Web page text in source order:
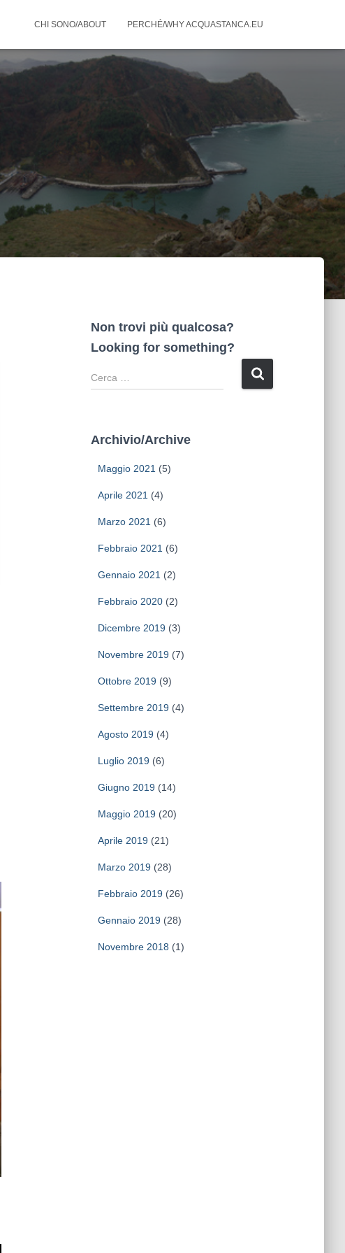
CHI SONO/ABOUT PERCHÉ/WHY ACQUASTANCA.EU
Non trovi più qualcosa?
Looking for something?
R
i
Archivio/Archive
Maggio 2021 (5)
Aprile 2021 (4)
Marzo 2021 (6)
Febbraio 2021 (6)
Gennaio 2021 (2)
Febbraio 2020(2)
Dicembre 2019(3)
Novembre 2019(7)
Ottobre 2019(9)
Settembre 2019(4)
Agosto 2019(4)
Luglio 2019(6)
Giugno 2019(14)
Maggio 2019(20)
Aprile 2019(21)
Marzo 2019(28)
Febbraio 2019(26)
Gennaio 2019(28)
Novembre 2018 (1)